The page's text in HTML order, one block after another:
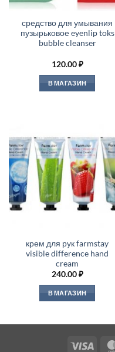
средство для умывания
пузырьковое eyenlip toks
bubble cleanser
120.00₽
В МАГАЗИН
крем для рук farmstay
visible difference hand
cream
240.00₽
В МАГАЗИН
Visa